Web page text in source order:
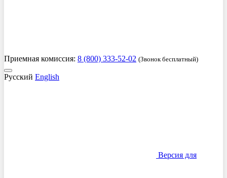
Приемная комиссия: 8 (800) 333-52-02 (Звонок бесплатный)
Русский English
Версия для